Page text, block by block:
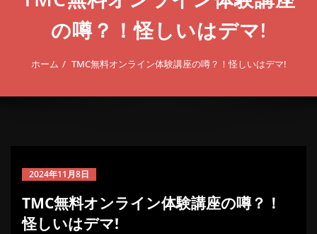
ョ
ン
切
り
替
の噂？！怪しいはデマ!
ホーム TMC無料オンライン体験講座の噂？！怪しいはデマ!
2024年11月8日
TMC無料オンライン体験講座の噂？！
怪しいはデマ!